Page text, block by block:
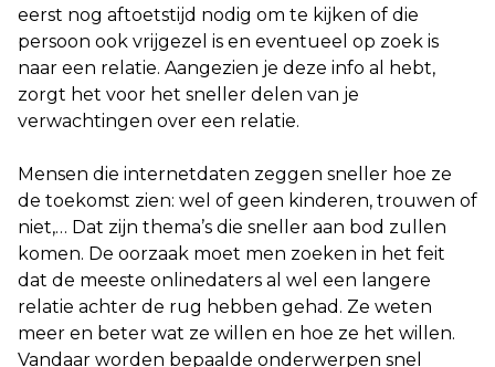
eerst nog aftoetstijd nodig om te kijken of die
persoon ook vrijgezel is en eventueel op zoek is
naar een relatie. Aangezien je deze info al hebt,
zorgt het voor het sneller delen van je
verwachtingen over een relatie.
Mensen die internetdaten zeggen sneller hoe ze
de toekomst zien: wel of geen kinderen, trouwen of
niet,… Dat zijn thema’s die sneller aan bod zullen
komen. De oorzaak moet men zoeken in het feit
dat de meeste onlinedaters al wel een langere
relatie achter de rug hebben gehad. Ze weten
meer en beter wat ze willen en hoe ze het willen.
Vandaar worden bepaalde onderwerpen snel